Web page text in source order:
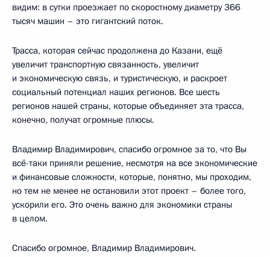
видим: в сутки проезжает по скоростному диаметру 366
тысяч машин – это гигантский поток.
Трасса, которая сейчас продолжена до Казани, ещё
увеличит транспортную связанность, увеличит
и экономическую связь, и туристическую, и раскроет
социальный потенциал наших регионов. Все шесть
регионов нашей страны, которые объединяет эта трасса,
конечно, получат огромные плюсы.
Владимир Владимирович, спасибо огромное за то, что Вы
всё-таки приняли решение, несмотря на все экономические
и финансовые сложности, которые, понятно, мы проходим,
но тем не менее не остановили этот проект – более того,
ускорили его. Это очень важно для экономики страны
в целом.
Спасибо огромное, Владимир Владимирович.